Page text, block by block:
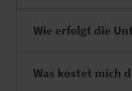
Wie erfolgt die
Was kostet mich